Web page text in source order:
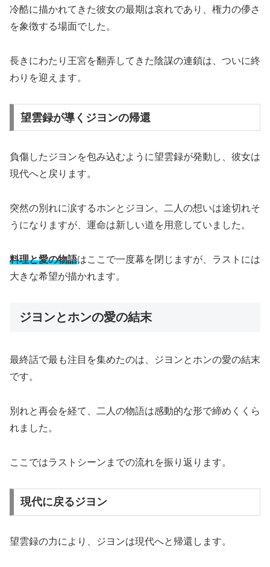
冷酷に描かれてきた彼女の最期は哀れであり、権力の儚さ
を象徴する場面でした。
長きにわたり王宮を翻弄してきた陰謀の連鎖は、ついに終
わりを迎えます。
望雲録が導くジヨンの帰還
負傷したジヨンを包み込むように望雲録が発動し、彼女は
現代へと戻ります。
突然の別れに涙するホンとジヨン。二人の想いは途切れそ
うになりますが、運命は新しい道を用意していました。
料理と愛の物語はここで一度幕を閉じますが、ラストには
大きな希望が描かれます。
ジヨンとホンの愛の結末
最終話で最も注目を集めたのは、ジヨンとホンの愛の結末
です。
別れと再会を経て、二人の物語は感動的な形で締めくくら
れました。
ここではラストシーンまでの流れを振り返ります。
現代に戻るジヨン
望雲録の力により、ジヨンは現代へと帰還します。